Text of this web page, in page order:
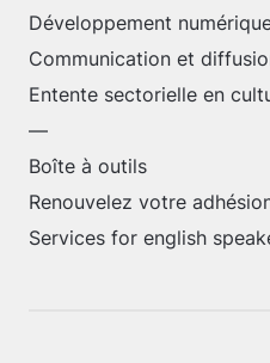
Développement
Communication et
Entente sectorielle en
—
Boîte à outils
Renouvelez votre
Services for english